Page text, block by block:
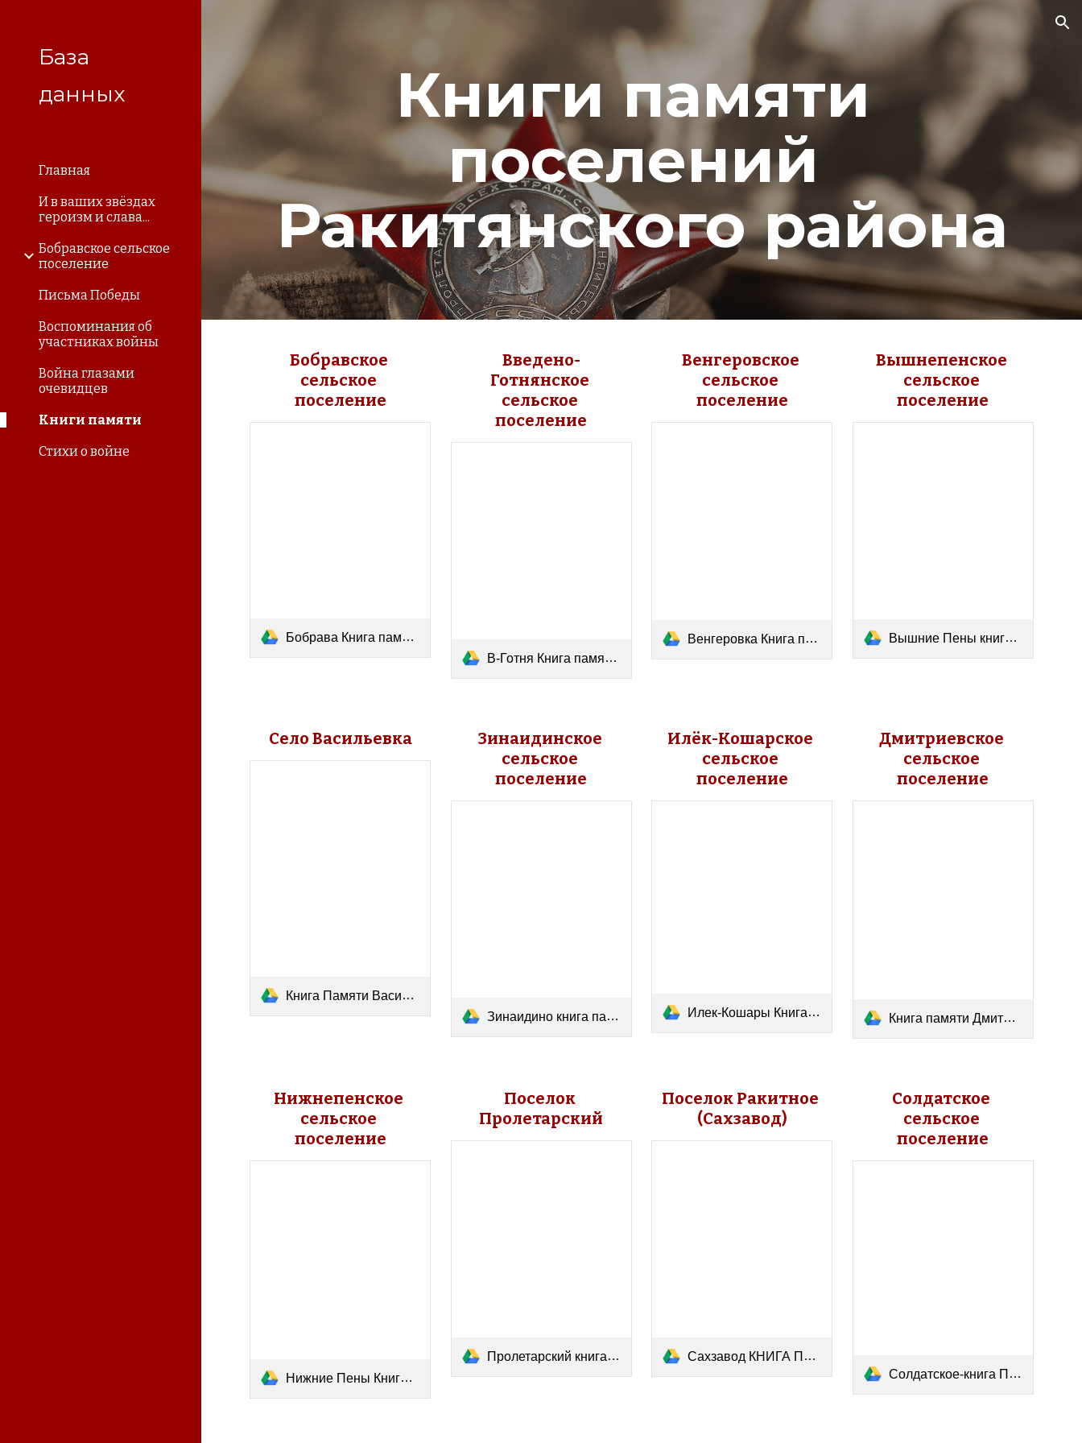
Skip to navigation
База
данных
Главная
И в ваших звёздах
героизм и слава...
Бобравское сельское
поселение
Письма Победы
Воспоминания об
участниках войны
Война глазами
очевидцев
Книги памяти
Стихи о войне
Книги памяти
поселений
Ракитянского района
Бобравское
сельское
поселение
Бобрава Книга памяти.pdf
Введено-
Готнянское
сельское
поселение
В-Готня Книга памяти.pdf
Венгеровское
сельское
поселение
Венгеровка Книга памяти.pdf
Вышнепенское
сельское
поселение
Вышние Пены книга памяти.pdf
Село Васильевка
Книга Памяти Васильевка.pdf
Зинаидинское
сельское
поселение
Зинаидино книга памяти.pdf
Илёк-Кошарское
сельское
поселение
Илек-Кошары Книга памяти.pdf
Дмитриевское
сельское
поселение
Книга памяти Дмитриевка.pdf
Нижнепенское
сельское
поселение
Нижние Пены Книга памяти.pdf
Поселок
Пролетарский
Пролетарский книга памяти.pdf
Поселок Ракитное
(Сахзавод)
Сахзавод КНИГА ПАМЯТИ.pdf
Солдатское
сельское
поселение
Солдатское-книга Памяти.pdf